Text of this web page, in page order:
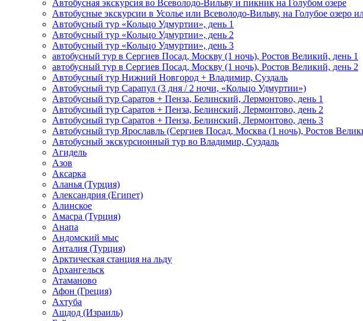
Автобусная экскурсия во Всеволодо-Вильву и пикник на Голубом озере
Автобусные экскурсии в Усолье или Всеволодо-Вильву, на Голубое озеро
Автобусный тур «Кольцо Удмуртии», день 1
Автобусный тур «Кольцо Удмуртии», день 2
Автобусный тур «Кольцо Удмуртии», день 3
автобусный тур в Сергиев Посад, Москву (1 ночь), Ростов Великий, день 1
автобусный тур в Сергиев Посад, Москву (1 ночь), Ростов Великий, день 2
Автобусный тур Нижний Новгород + Владимир, Суздаль
Автобусный тур Сарапул (3 дня / 2 ночи, «Кольцо Удмуртии»)
Автобусный тур Саратов + Пенза, Белинский, Лермонтово, день 1
Автобусный тур Саратов + Пенза, Белинский, Лермонтово, день 2
Автобусный тур Саратов + Пенза, Белинский, Лермонтово, день 3
Автобусный тур Ярославль (Сергиев Посад, Москва (1 ночь), Ростов
Автобусный экскурсионный тур во Владимир, Суздаль
Агидель
Азов
Аксарка
Аланья (Турция)
Александрия (Египет)
Алинское
Амасра (Турция)
Анапа
Андомский мыс
Анталия (Турция)
Арктическая станция на льду
Архангельск
Атаманово
Афон (Греция)
Ахтуба
Ашдод (Израиль)